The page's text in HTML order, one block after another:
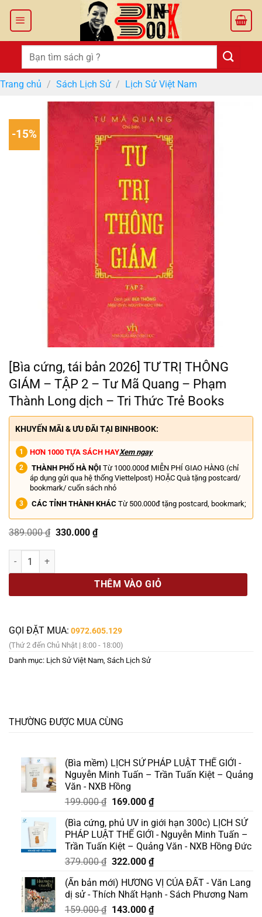
Tìm
kiếm:
Trang chủ / Sách Lịch Sử / Lịch Sử Việt Nam
-15%
[Bìa cứng, tái bản 2026] TƯ TRỊ THÔNG
GIÁM – TẬP 2 – Tư Mã Quang – Phạm
Thành Long dịch – Tri Thức Trẻ Books
KHUYẾN MÃI & ƯU ĐÃI TẠI BINHBOOK:
HƠN 1000 TỰA SÁCH HAYXem ngay
THÀNH PHỐ HÀ NỘI Từ 1000.000đ MIỄN PHÍ GIAO HÀNG (chỉ
áp dụng gửi qua hệ thống Viettelpost) HOẶC Quà tặng postcard/
bookmark/ cuốn sách nhỏ
CÁC TỈNH THÀNH KHÁC Từ 500.000đ tặng postcard, bookmark;
389.000₫ Giá
là:
330.000 ₫Giá
[Bìa cứng, tái bản 2026] TƯ TRỊ THÔNG GIÁM – TẬP 2 – Tư Mã
THÊM VÀO GIỎ
GỌI ĐẶT MUA: 0972.605.129
(Thứ 2 đến Chủ Nhật | 8:00 - 18:00)
Danh mục: Lịch Sử Việt Nam, Sách Lịch Sử
THƯỜNG ĐƯỢC MUA CÙNG
(Bìa mềm) LỊCH SỬ PHÁP LUẬT THẾ GIỚI -
Nguyễn Minh Tuấn – Trần Tuấn Kiệt – Quảng
Văn - NXB Hồng
199.000₫ Giá
là:
199.000 ₫.
169.000 ₫Giá
tại
là:
169.000 ₫.
(Bìa cứng, phủ UV in giới hạn 300c) LỊCH SỬ
PHÁP LUẬT THẾ GIỚI - Nguyễn Minh Tuấn –
Trần Tuấn Kiệt – Quảng Văn - NXB Hồng Đức
379.000₫ Giá
là:
379.000 ₫.
322.000 ₫Giá
tại
là:
322.000 ₫.
(Ấn bản mới) HƯƠNG VỊ CỦA ĐẤT - Văn Lang
dị sử - Thích Nhất Hạnh - Sách Phương Nam
159.000₫ Giá
143.000 ₫Giá